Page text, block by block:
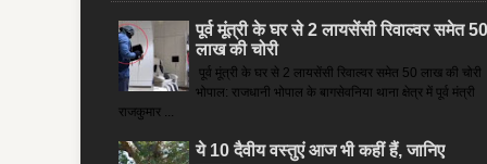
पूर्व मूंत्री के घर से 2 लायसेंसी रिवाल्वर समेत 50
लाख की चोरी
पूर्व मूंत्री के घर से 2 लायसेंसी रिवाल्वर समेत 50 लाख की चोरी
भोपाल: राजधानी भोपाल के बागसेवनिया थाना क्षेत्र में पूर्व मंत्री
राजकुमार ...
ये 10 दैवीय वस्तुएं आज भी कहीं हैं, जानिए